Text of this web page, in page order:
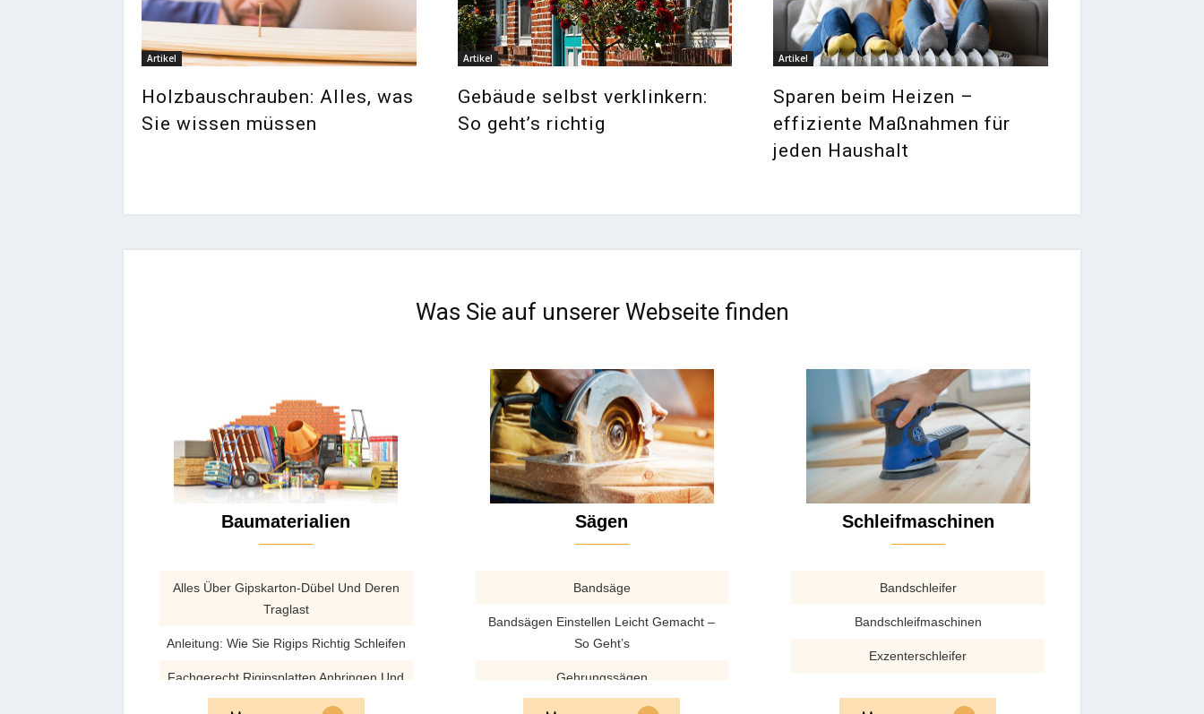
Artikel
Holzbauschrauben: Alles, was
Sie wissen müssen
Artikel
Gebäude selbst verklinkern:
So geht’s richtig
Artikel
Sparen beim Heizen –
effiziente Maßnahmen für
jeden Haushalt
Was Sie auf unserer Webseite finden
Baumaterialien
Alles Über Gipskarton-Dübel Und Deren
Traglast
Anleitung: Wie Sie Rigips Richtig Schleifen
Fachgerecht Rigipsplatten Anbringen Und
Verarbeiten
Sägen
Bandsäge
Bandsägen Einstellen Leicht Gemacht –
So Geht’s
Gehrungssägen
Schleifmaschinen
Bandschleifer
Bandschleifmaschinen
Exzenterschleifer